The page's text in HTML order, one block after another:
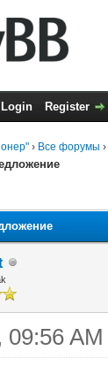
Login Register
› Все форумы ›
09:56 AM